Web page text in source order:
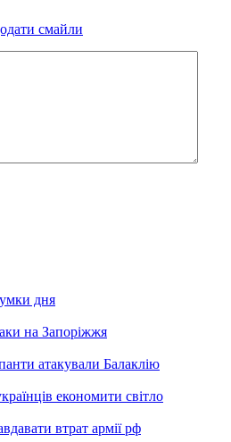
смайли
дня
на Запоріжжя
атакували Балаклію
економити світло
втрат армії рф